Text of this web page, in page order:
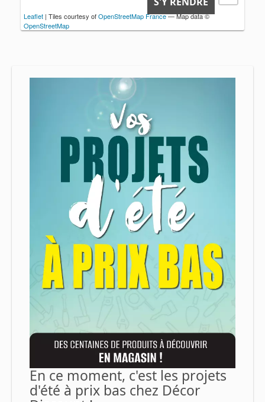
En ce moment, c'est les projets
d'été à prix bas chez Décor
Leaflet | Tiles courtesy ofOpenStreetMap France— Map data ©
OpenStreetMap